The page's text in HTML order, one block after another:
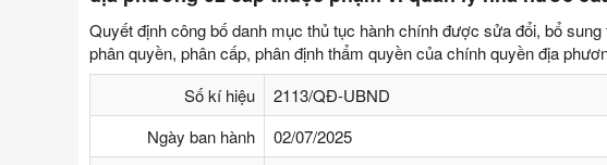
Quyết định công bố danh mục thủ tục hành chính được sửa đổi, bổ
phân quyền, phân cấp, phân định thẩm quyền của chính quyền địa
Số kí hiệu
2113/QĐ-UBND
Ngày ban hành
02/07/2025